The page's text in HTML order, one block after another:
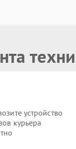
устройство
курьера